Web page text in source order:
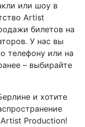
или шоу в
Artist
билетов на
У нас вы
телефону или на
– выбирайте
и хотите
Production!